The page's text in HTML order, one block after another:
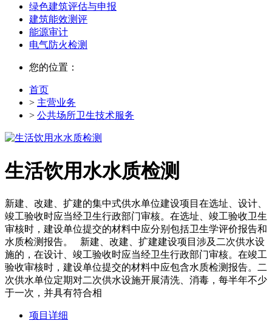
绿色建筑评估与申报
建筑能效测评
能源审计
电气防火检测
您的位置：
首页
> 主营业务
> 公共场所卫生技术服务
生活饮用水水质检测
新建、改建、扩建的集中式供水单位建设项目在选址、设计、
竣工验收时应当经卫生行政部门审核。在选址、竣工验收卫生
审核时，建设单位提交的材料中应分别包括卫生学评价报告和
水质检测报告。 新建、改建、扩建建设项目涉及二次供水设
施的，在设计、竣工验收时应当经卫生行政部门审核。在竣工
验收审核时，建设单位提交的材料中应包含水质检测报告。二
次供水单位定期对二次供水设施开展清洗、消毒，每半年不少
于一次，并具有符合相
项目详细